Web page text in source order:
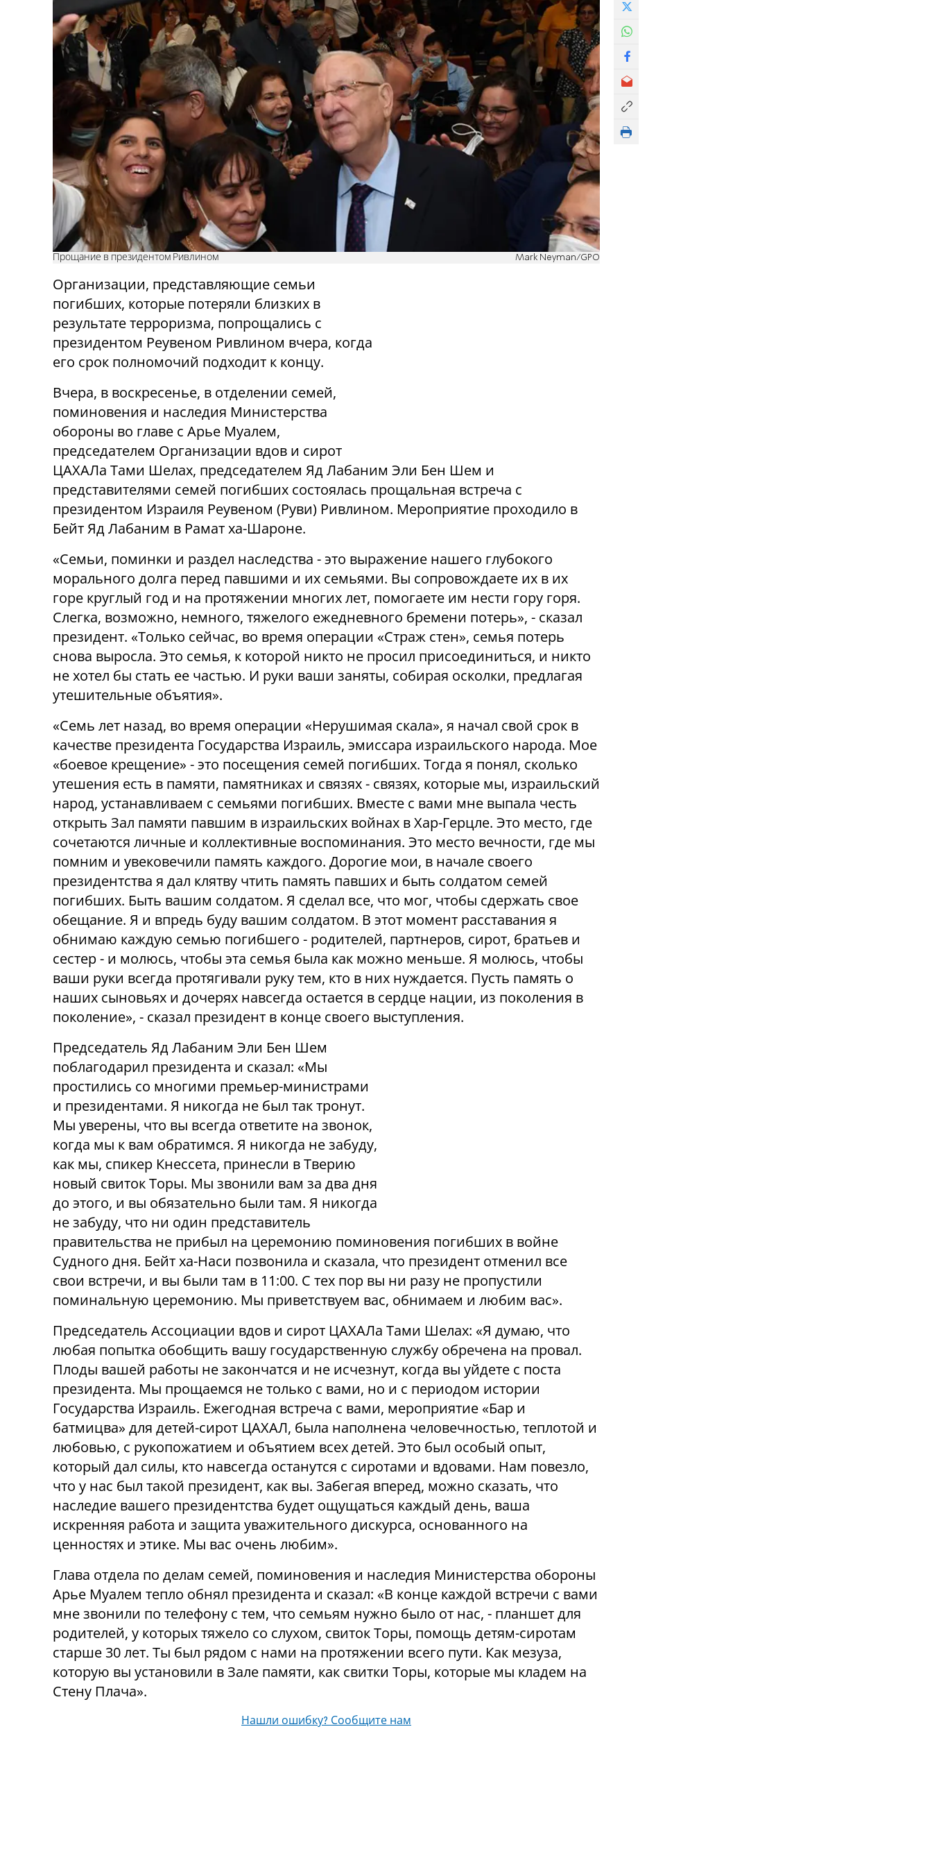
Прощание в президентом Ривлином Mark Neyman/GPO
Организации, представляющие семьи
погибших, которые потеряли близких в
результате терроризма, попрощались с
президентом Реувеном Ривлином вчера, когда
его срок полномочий подходит к концу.
Вчера, в воскресенье, в отделении семей,
поминовения и наследия Министерства
обороны во главе с Арье Муалем,
председателем Организации вдов и сирот
ЦАХАЛа Тами Шелах, председателем Яд Лабаним Эли Бен Шем и
представителями семей погибших состоялась прощальная встреча с
президентом Израиля Реувеном (Руви) Ривлином. Мероприятие проходило в
Бейт Яд Лабаним в Рамат ха-Шароне.
«Семьи, поминки и раздел наследства - это выражение нашего глубокого
морального долга перед павшими и их семьями. Вы сопровождаете их в их
горе круглый год и на протяжении многих лет, помогаете им нести гору горя.
Слегка, возможно, немного, тяжелого ежедневного бремени потерь», - сказал
президент. «Только сейчас, во время операции «Страж стен», семья потерь
снова выросла. Это семья, к которой никто не просил присоединиться, и никто
не хотел бы стать ее частью. И руки ваши заняты, собирая осколки, предлагая
утешительные объятия».
«Семь лет назад, во время операции «Нерушимая скала», я начал свой срок в
качестве президента Государства Израиль, эмиссара израильского народа. Мое
«боевое крещение» - это посещения семей погибших. Тогда я понял, сколько
утешения есть в памяти, памятниках и связях - связях, которые мы, израильский
народ, устанавливаем с семьями погибших. Вместе с вами мне выпала честь
открыть Зал памяти павшим в израильских войнах в Хар-Герцле. Это место, где
сочетаются личные и коллективные воспоминания. Это место вечности, где мы
помним и увековечили память каждого. Дорогие мои, в начале своего
президентства я дал клятву чтить память павших и быть солдатом семей
погибших. Быть вашим солдатом. Я сделал все, что мог, чтобы сдержать свое
обещание. Я и впредь буду вашим солдатом. В этот момент расставания я
обнимаю каждую семью погибшего - родителей, партнеров, сирот, братьев и
сестер - и молюсь, чтобы эта семья была как можно меньше. Я молюсь, чтобы
ваши руки всегда протягивали руку тем, кто в них нуждается. Пусть память о
наших сыновьях и дочерях навсегда остается в сердце нации, из поколения в
поколение», - сказал президент в конце своего выступления.
Председатель Яд Лабаним Эли Бен Шем
поблагодарил президента и сказал: «Мы
простились со многими премьер-министрами
и президентами. Я никогда не был так тронут.
Мы уверены, что вы всегда ответите на звонок,
когда мы к вам обратимся. Я никогда не забуду,
как мы, спикер Кнессета, принесли в Тверию
новый свиток Торы. Мы звонили вам за два дня
до этого, и вы обязательно были там. Я никогда
не забуду, что ни один представитель
правительства не прибыл на церемонию поминовения погибших в войне
Судного дня. Бейт ха-Наси позвонила и сказала, что президент отменил все
свои встречи, и вы были там в 11:00. С тех пор вы ни разу не пропустили
поминальную церемонию. Мы приветствуем вас, обнимаем и любим вас».
Председатель Ассоциации вдов и сирот ЦАХАЛа Тами Шелах: «Я думаю, что
любая попытка обобщить вашу государственную службу обречена на провал.
Плоды вашей работы не закончатся и не исчезнут, когда вы уйдете с поста
президента. Мы прощаемся не только с вами, но и с периодом истории
Государства Израиль. Ежегодная встреча с вами, мероприятие «Бар и
батмицва» для детей-сирот ЦАХАЛ, была наполнена человечностью, теплотой и
любовью, с рукопожатием и объятием всех детей. Это был особый опыт,
который дал силы, кто навсегда останутся с сиротами и вдовами. Нам повезло,
что у нас был такой президент, как вы. Забегая вперед, можно сказать, что
наследие вашего президентства будет ощущаться каждый день, ваша
искренняя работа и защита уважительного дискурса, основанного на
ценностях и этике. Мы вас очень любим».
Глава отдела по делам семей, поминовения и наследия Министерства обороны
Арье Муалем тепло обнял президента и сказал: «В конце каждой встречи с вами
мне звонили по телефону с тем, что семьям нужно было от нас, - планшет для
родителей, у которых тяжело со слухом, свиток Торы, помощь детям-сиротам
старше 30 лет. Ты был рядом с нами на протяжении всего пути. Как мезуза,
которую вы установили в Зале памяти, как свитки Торы, которые мы кладем на
Стену Плача».
Нашли ошибку? Сообщите нам